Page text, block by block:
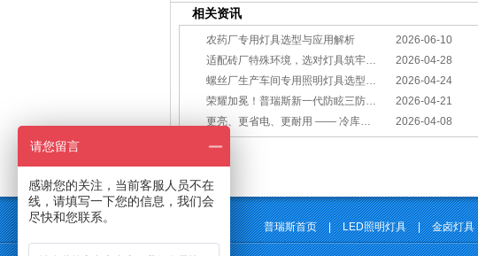
相关资讯
2026-06-10
农药厂专用灯具选型与应用解析
2026-04-28
适配砖厂特殊环境，选对灯具筑牢生产安全线
2026-04-24
螺丝厂生产车间专用照明灯具选型方案
2026-04-21
荣耀加冕！普瑞斯新一代防眩三防灯BC-L斩获2026阿拉丁神灯奖
2026-04-08
更亮、更省电、更耐用 —— 冷库照明优选
普瑞斯首页 | LED照明灯具 | 金卤灯具
请您留言
感谢您的关注，当前客服人员不在
线，请填写一下您的信息，我们会
尽快和您联系。